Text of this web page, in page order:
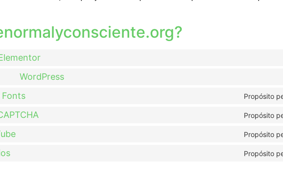
WordPress
Fonts Propósito
Propósito
Propósito
Propósito